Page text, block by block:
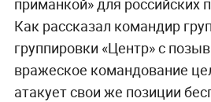
приманкой» для российских
Как рассказал командир
группировки «Центр» с
вражеское командование
атакует свои же позиции